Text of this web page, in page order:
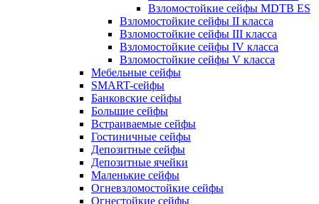
Взломостойкие сейфы MDTB ES
Взломостойкие сейфы II класса
Взломостойкие сейфы III класса
Взломостойкие сейфы IV класса
Взломостойкие сейфы V класса
Мебельные сейфы
SMART-сейфы
Банковские сейфы
Большие сейфы
Встраиваемые сейфы
Гостиничные сейфы
Депозитные сейфы
Депозитные ячейки
Маленькие сейфы
Огневзломостойкие сейфы
Огнестойкие сейфы